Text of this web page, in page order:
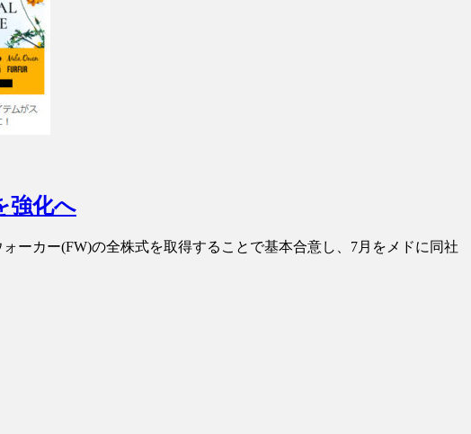
強化へ
ーカー(FW)の全株式を取得することで基本合意し、7月をメドに同社